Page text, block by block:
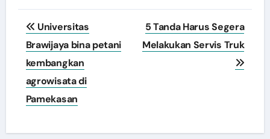
Navigasi
pos
Universitas
Brawijaya bina petani
kembangkan
agrowisata di
Pamekasan
5 Tanda Harus Segera
Melakukan Servis Truk